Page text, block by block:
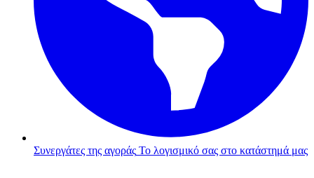
Συνεργάτες της αγοράς Το λογισμικό σας στο κατάστημά μας